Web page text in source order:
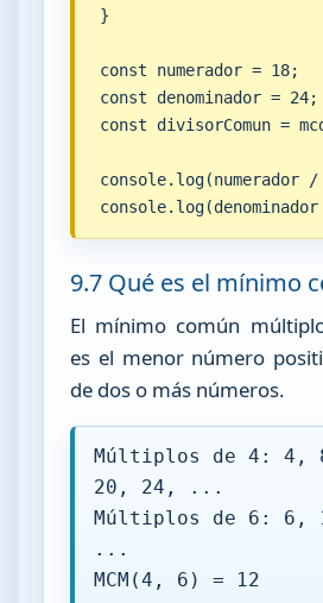
}
const numerador = 18;
const denominador = 24;
const divisorComun =
console.log(numerador
9.7 Qué es el mínimo
El mínimo común
es el menor número
de dos o más números.
Múltiplos de 4: 4,
20, 24, ...
Múltiplos de 6: 6,
...
MCM(4, 6) = 12